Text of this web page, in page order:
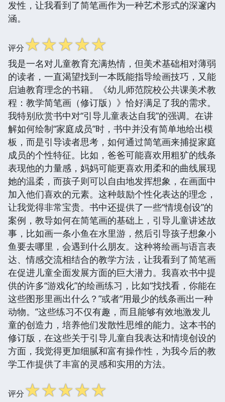
发性，让我看到了简笔画作为一种艺术形式的深邃内
涵。
评分☆☆☆☆☆
我是一名对儿童教育充满热情，但美术基础相对薄弱
的读者，一直渴望找到一本既能指导绘画技巧，又能
启迪教育理念的书籍。《幼儿师范院校公共课美术教
程：教学简笔画（修订版）》恰好满足了我的需求。
我特别欣赏书中对“引导儿童表达自我”的强调。在讲
解如何绘制“家庭成员”时，书中并没有简单地给出模
板，而是引导读者思考，如何通过简笔画来捕捉家庭
成员的个性特征。比如，爸爸可能喜欢用粗犷的线条
表现他的力量感，妈妈可能更喜欢用柔和的曲线展现
她的温柔，而孩子则可以自由地发挥想象，在画面中
加入他们喜欢的元素。这种鼓励个性化表达的理念，
让我觉得非常宝贵。书中还提供了一些“情境创设”的
案例，教导如何在简笔画的基础上，引导儿童讲述故
事，比如画一条小鱼在水里游，然后引导孩子想象小
鱼要去哪里，会遇到什么朋友。这种将绘画与语言表
达、情感交流相结合的教学方法，让我看到了简笔画
在促进儿童全面发展方面的巨大潜力。我喜欢书中提
供的许多“游戏化”的绘画练习，比如“找找看，你能在
这些图形里画出什么？”或者“用最少的线条画出一种
动物。”这些练习不仅有趣，而且能够有效地激发儿
童的创造力，培养他们发散性思维的能力。这本书的
修订版，在这些关于引导儿童自我表达和情境创设的
方面，我觉得更加细腻和富有操作性，为我今后的教
学工作提供了丰富的灵感和实用的方法。
评分☆☆☆☆☆